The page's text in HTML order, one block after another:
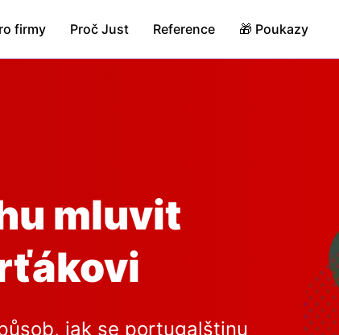
firmy Proč Just Reference 🎁 Poukazy
mluvit
jak se portugalštinu